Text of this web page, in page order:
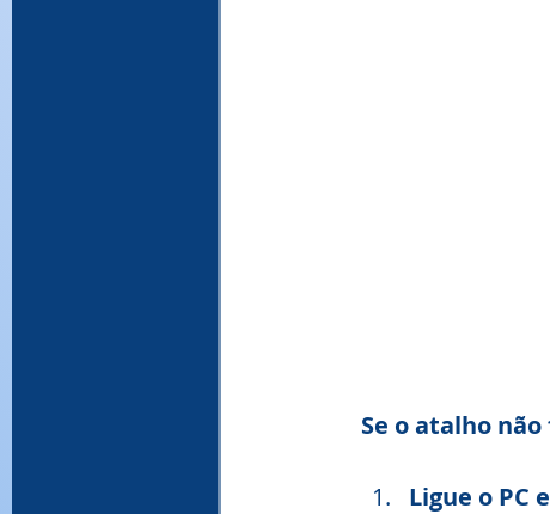
Se o atalho
Ligue o PC